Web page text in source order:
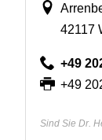
42117
+49
+49
Sind Sie Dr.